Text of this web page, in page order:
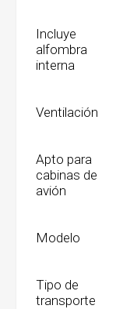
Incluye
alfombra
interna
Ventilación
Apto para
cabinas de
avión
Modelo
Tipo de
transporte